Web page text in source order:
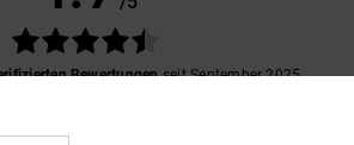
Bewertungenseit September 2025